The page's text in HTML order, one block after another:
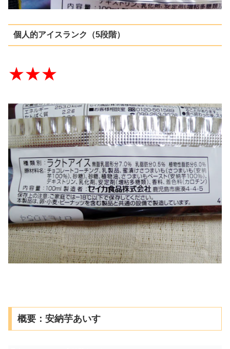
個人的アイスランク（5段階）
★★★
概要：安納芋あいす